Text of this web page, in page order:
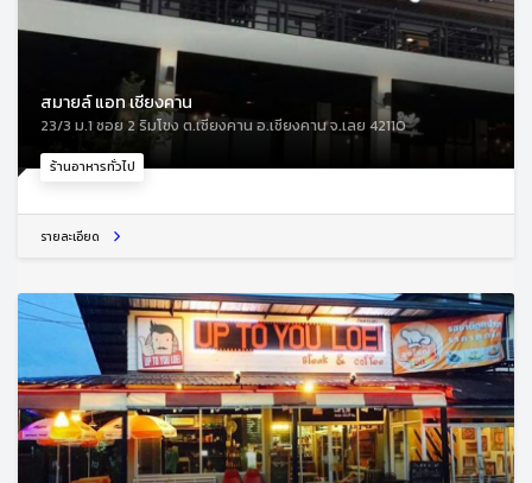
ร้านอาหารทั่วไป
สมายล์ แอท เชียงคาน
23/3 ม.1 ซอย 2 ริมโขง ต.เชียงคาน อ.เชียงคาน จ.เลย 42110
รายละเอียด